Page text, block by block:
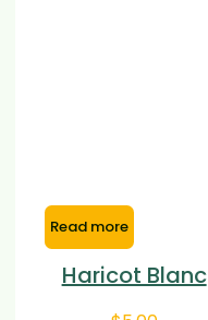
Read more
Haricot Blanc